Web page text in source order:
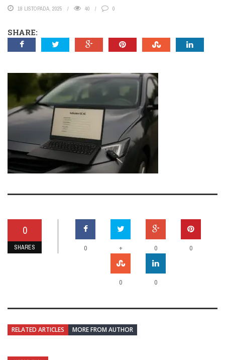
18 LISTOPADA, 2025 40 0
SHARE:
0
SHARES 0 + 0 0
0 0
RELATED ARTICLES MORE FROM AUTHOR